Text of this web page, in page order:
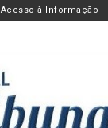
Acesso à Informação